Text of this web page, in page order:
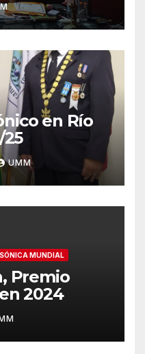
en Río
25
UMM
MUNDIAL
Premio
2024